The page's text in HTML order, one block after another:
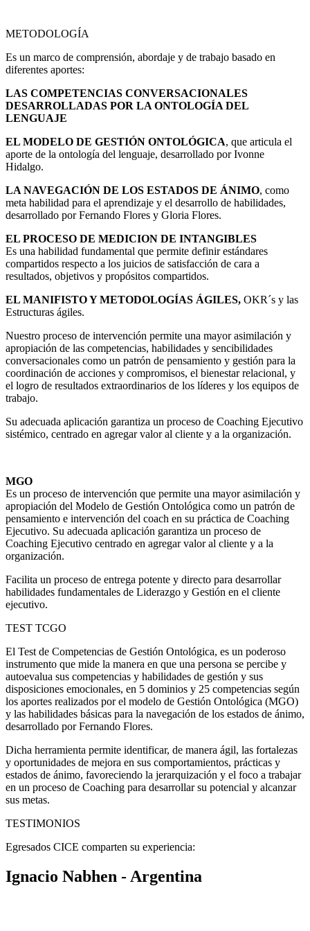
METODOLOGÍA
Es un marco de comprensión, abordaje y de trabajo basado en
diferentes aportes:
LAS COMPETENCIAS CONVERSACIONALES
DESARROLLADAS POR LA ONTOLOGÍA DEL
LENGUAJE
EL MODELO DE GESTIÓN ONTOLÓGICA, que articula el
aporte de la ontología del lenguaje, desarrollado por Ivonne
Hidalgo.
LA NAVEGACIÓN DE LOS ESTADOS DE ÁNIMO, como
meta habilidad para el aprendizaje y el desarrollo de habilidades,
desarrollado por Fernando Flores y Gloria Flores.
EL PROCESO DE MEDICION DE INTANGIBLES
Es una habilidad fundamental que permite definir estándares
compartidos respecto a los juicios de satisfacción de cara a
resultados, objetivos y propósitos compartidos.
EL MANIFISTO Y METODOLOGÍAS ÁGILES, OKR´s y las
Estructuras ágiles.
Nuestro proceso de intervención permite una mayor asimilación y
apropiación de las competencias, habilidades y sencibilidades
conversacionales como un patrón de pensamiento y gestión para la
coordinación de acciones y compromisos, el bienestar relacional, y
el logro de resultados extraordinarios de los líderes y los equipos de
trabajo.
Su adecuada aplicación garantiza un proceso de Coaching Ejecutivo
sistémico, centrado en agregar valor al cliente y a la organización.
MGO
Es un proceso de intervención que permite una mayor asimilación y
apropiación del Modelo de Gestión Ontológica como un patrón de
pensamiento e intervención del coach en su práctica de Coaching
Ejecutivo. Su adecuada aplicación garantiza un proceso de
Coaching Ejecutivo centrado en agregar valor al cliente y a la
organización.
Facilita un proceso de entrega potente y directo para desarrollar
habilidades fundamentales de Liderazgo y Gestión en el cliente
ejecutivo.
TEST TCGO
El Test de Competencias de Gestión Ontológica, es un poderoso
instrumento que mide la manera en que una persona se percibe y
autoevalua sus competencias y habilidades de gestión y sus
disposiciones emocionales, en 5 dominios y 25 competencias según
los aportes realizados por el modelo de Gestión Ontológica (MGO)
y las habilidades básicas para la navegación de los estados de ánimo,
desarrollado por Fernando Flores.
Dicha herramienta permite identificar, de manera ágil, las fortalezas
y oportunidades de mejora en sus comportamientos, prácticas y
estados de ánimo, favoreciendo la jerarquización y el foco a trabajar
en un proceso de Coaching para desarrollar su potencial y alcanzar
sus metas.
TESTIMONIOS
Egresados CICE comparten su experiencia:
Ignacio Nabhen - Argentina